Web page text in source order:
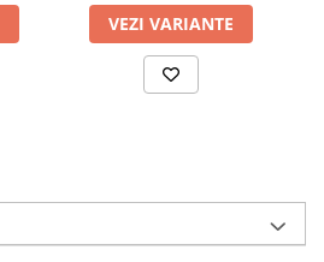
VEZI VARIANTE